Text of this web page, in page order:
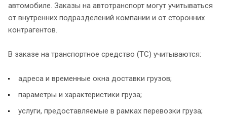
автомобиле. Заказы на автотранспорт могут учитываться
от внутренних подразделений компании и от сторонних
контрагентов.
В заказе на транспортное средство (ТС) учитываются:
адреса и временные окна доставки грузов;
параметры и характеристики груза;
услуги, предоставляемые в рамках перевозки груза;